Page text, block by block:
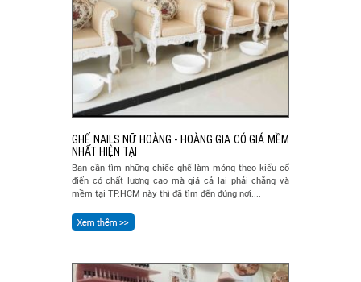
GHẾ NAILS NỮ HOÀNG - HOÀNG GIA CÓ GIÁ MỀM
NHẤT HIỆN TẠI
Bạn cần tìm những chiếc ghế làm móng theo kiểu cổ
điển có chất lượng cao mà giá cả lại phải chăng và
mềm tại TP.HCM này thì đã tìm đến đúng nơi....